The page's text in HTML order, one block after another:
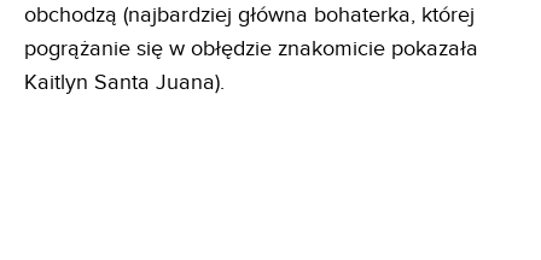
obchodzą (najbardziej główna bohaterka, której
pogrążanie się w obłędzie znakomicie pokazała
Kaitlyn Santa Juana).